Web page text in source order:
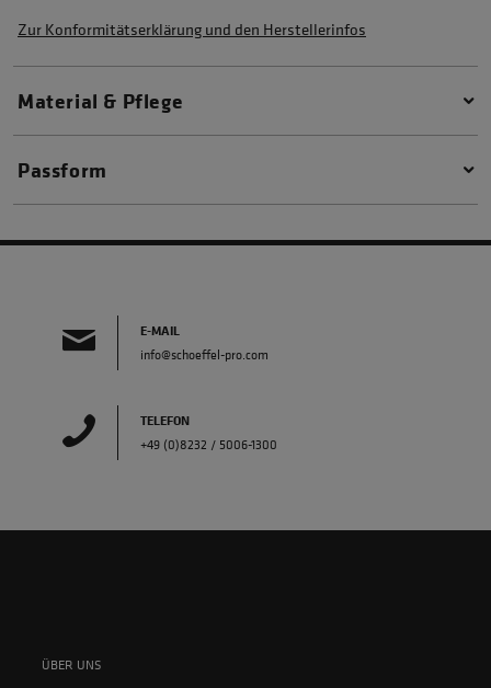
Zur Konformitätserklärung und den Herstellerinfos
Material & Pflege
Passform
E-MAIL
info@schoeffel-pro.com
TELEFON
+49 (0)8232 / 5006-1300
ÜBER UNS